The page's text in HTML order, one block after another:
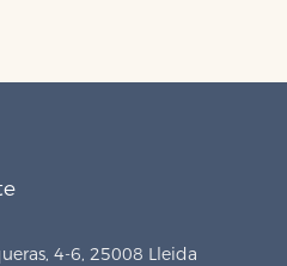
4-6, 25008 Lleida